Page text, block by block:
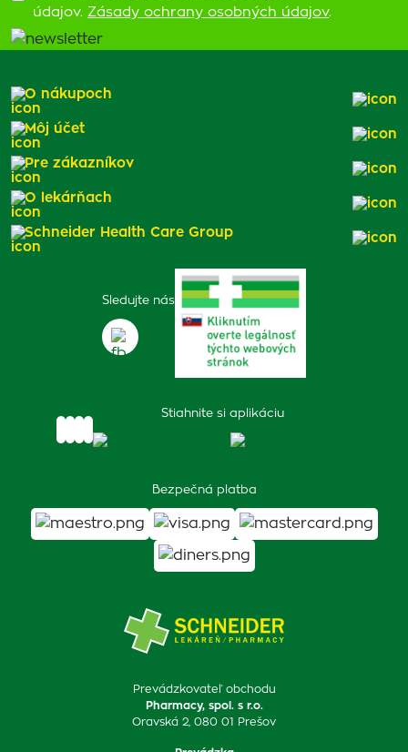
údajov. Zásady ochrany osobných údajov.
Prevádzkovateľ obchodu
Pharmacy, spol. s r.o.
Oravská 2, 080 01 Prešov
Sledujte nás
Stiahnite si aplikáciu
Bezpečná platba
O nákupoch
Môj účet
Pre zákazníkov
O lekárňach
Schneider Health Care Group